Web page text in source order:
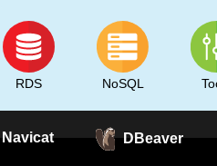
RDS NoSQL
Navicat DBeaver